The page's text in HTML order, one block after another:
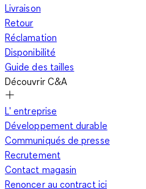
Livraison
Retour
Réclamation
Disponibilité
Guide des tailles
Découvrir C&A
L' entreprise
Développement durable
Communiqués de presse
Recrutement
Contact magasin
Renoncer au contract ici